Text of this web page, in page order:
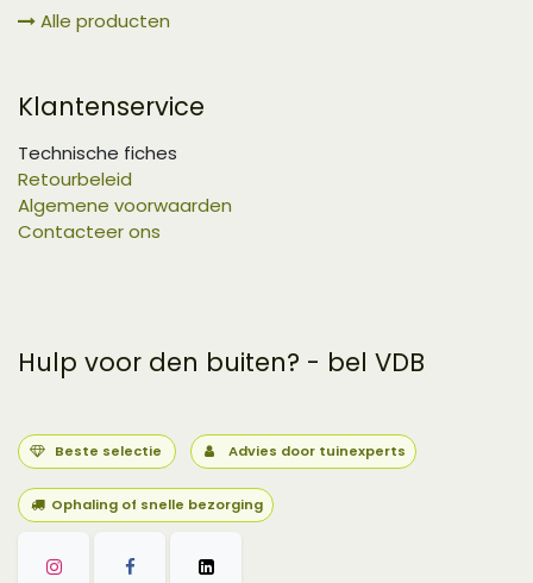
Alle producten
Klantenservice
Technische fiches
Retourbeleid
Algemene voorwaarden
Contacteer ons
Hulp voor den buiten? - bel VDB
Beste selectie Advies door tuinexperts
Ophaling of snelle bezorging